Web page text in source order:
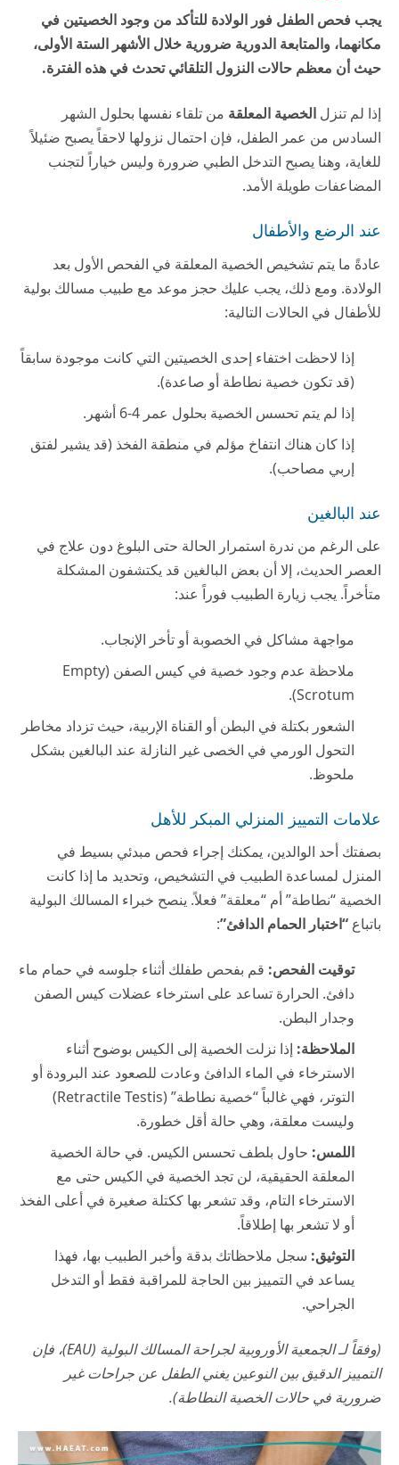
يجب فحص الطفل فور الولادة للتأكد من وجود الخصيتين في
مكانهما، والمتابعة الدورية ضرورية خلال الأشهر الستة الأولى،
حيث أن معظم حالات النزول التلقائي تحدث في هذه الفترة.
إذا لم تنزل الخصية المعلقة من تلقاء نفسها بحلول الشهر
السادس من عمر الطفل، فإن احتمال نزولها لاحقاً يصبح ضئيلاً
للغاية، وهنا يصبح التدخل الطبي ضرورة وليس خياراً لتجنب
المضاعفات طويلة الأمد.
عند الرضع والأطفال
عادةً ما يتم تشخيص الخصية المعلقة في الفحص الأول بعد
الولادة. ومع ذلك، يجب عليك حجز موعد مع طبيب مسالك بولية
للأطفال في الحالات التالية:
إذا لاحظت اختفاء إحدى الخصيتين التي كانت موجودة سابقاً
(قد تكون خصية نطاطة أو صاعدة).
إذا لم يتم تحسس الخصية بحلول عمر 4-6 أشهر.
إذا كان هناك انتفاخ مؤلم في منطقة الفخذ (قد يشير لفتق
إربي مصاحب).
عند البالغين
على الرغم من ندرة استمرار الحالة حتى البلوغ دون علاج في
العصر الحديث، إلا أن بعض البالغين قد يكتشفون المشكلة
متأخراً. يجب زيارة الطبيب فوراً عند:
مواجهة مشاكل في الخصوبة أو تأخر الإنجاب.
ملاحظة عدم وجود خصية في كيس الصفن (Empty
Scrotum).
الشعور بكتلة في البطن أو القناة الإربية، حيث تزداد مخاطر
التحول الورمي في الخصى غير النازلة عند البالغين بشكل
ملحوظ.
علامات التمييز المنزلي المبكر للأهل
بصفتك أحد الوالدين، يمكنك إجراء فحص مبدئي بسيط في
المنزل لمساعدة الطبيب في التشخيص، وتحديد ما إذا كانت
الخصية “نطاطة” أم “معلقة” فعلاً. ينصح خبراء المسالك البولية
باتباع “اختبار الحمام الدافئ”:
توقيت الفحص: قم بفحص طفلك أثناء جلوسه في حمام ماء
دافئ. الحرارة تساعد على استرخاء عضلات كيس الصفن
وجدار البطن.
الملاحظة: إذا نزلت الخصية إلى الكيس بوضوح أثناء
الاسترخاء في الماء الدافئ وعادت للصعود عند البرودة أو
التوتر، فهي غالباً “خصية نطاطة” (Retractile Testis)
وليست معلقة، وهي حالة أقل خطورة.
اللمس: حاول بلطف تحسس الكيس. في حالة الخصية
المعلقة الحقيقية، لن تجد الخصية في الكيس حتى مع
الاسترخاء التام، وقد تشعر بها ككتلة صغيرة في أعلى الفخذ
أو لا تشعر بها إطلاقاً.
التوثيق: سجل ملاحظاتك بدقة وأخبر الطبيب بها، فهذا
يساعد في التمييز بين الحاجة للمراقبة فقط أو التدخل
الجراحي.
(وفقاً لـ الجمعية الأوروبية لجراحة المسالك البولية (EAU)، فإن
التمييز الدقيق بين النوعين يغني الطفل عن جراحات غير
ضرورية في حالات الخصية النطاطة).